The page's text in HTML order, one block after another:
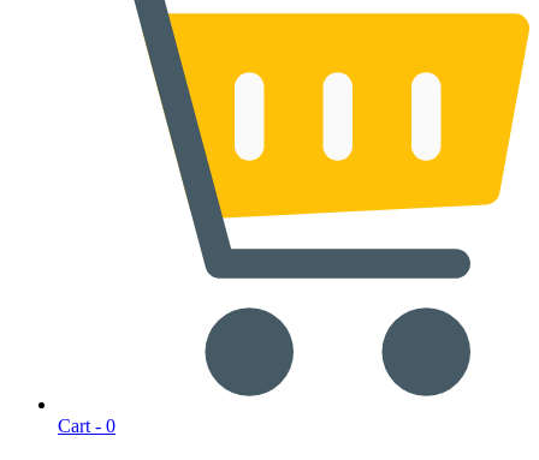
Cart - 0